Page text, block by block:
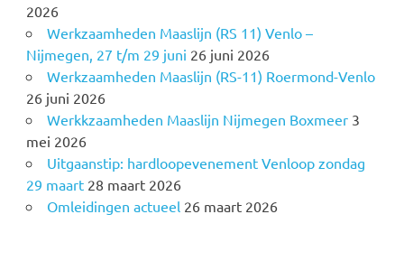
2026
Werkzaamheden Maaslijn (RS 11) Venlo –
Nijmegen, 27 t/m 29 juni 26 juni 2026
Werkzaamheden Maaslijn (RS-11) Roermond-Venlo
26 juni 2026
Werkkzaamheden Maaslijn Nijmegen Boxmeer 3
mei 2026
Uitgaanstip: hardloopevenement Venloop zondag
29 maart 28 maart 2026
Omleidingen actueel 26 maart 2026